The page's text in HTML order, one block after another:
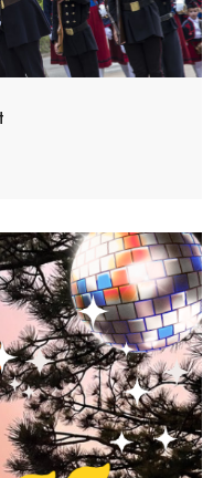
au Chalet de la
attendons nombreux